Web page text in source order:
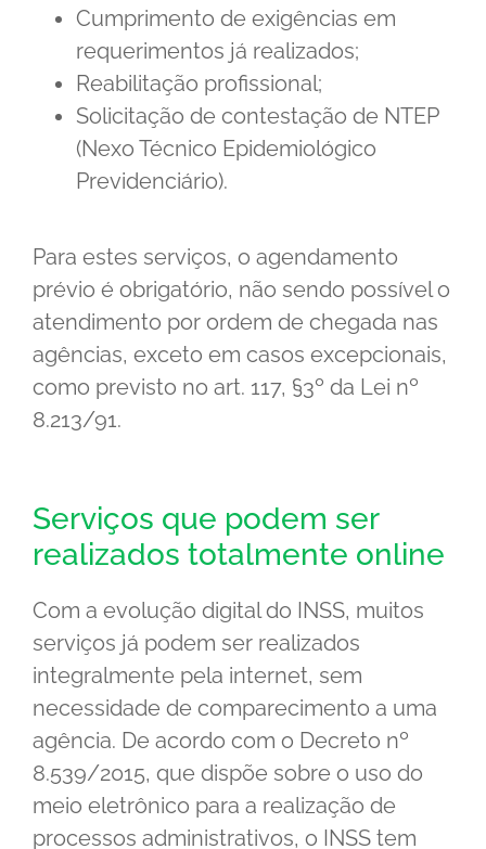
Cumprimento de exigências em
requerimentos já realizados;
Reabilitação profissional;
Solicitação de contestação de NTEP
(Nexo Técnico Epidemiológico
Previdenciário).
Para estes serviços, o agendamento
prévio é obrigatório, não sendo possível o
atendimento por ordem de chegada nas
agências, exceto em casos excepcionais,
como previsto no art. 117, §3º da Lei nº
8.213/91.
Serviços que podem ser
realizados totalmente online
Com a evolução digital do INSS, muitos
serviços já podem ser realizados
integralmente pela internet, sem
necessidade de comparecimento a uma
agência. De acordo com o Decreto nº
8.539/2015, que dispõe sobre o uso do
meio eletrônico para a realização de
processos administrativos, o INSS tem